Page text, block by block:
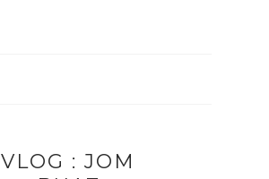
VLOG : JOM